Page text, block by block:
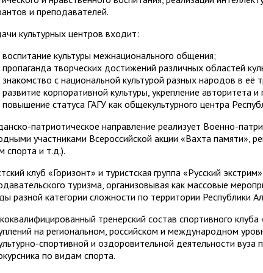
Управление комплексной
Антитеррористическая
Обращения граждан
Центр цифрового
с общественностью
Международная
работе
Закупки
Сведения о доходах
Структура
Методические и иные
Региональный центр
Центр развития
русскому языку
Центр развития
служащих
Совет родителей
обучающихся ГАГУ
Информация о
и преподавателей.
культурных центров входит:
воспитание культуры межнационального общения;
пропаганда творческих достижений различных областей
знакомство с национальной культурой разных народов в
развитие корпоративной культуры, укрепление авторитета и
повышение статуса ГАГУ как общекультурного центра
патриотическое направление реализует Военно-
участниками Всероссийской акции «Вахта памяти»,
спорта и т.д.).
клуб «Горизонт» и туристская группа «Русский
туризма, организовывая как массовые
разной категории сложности по территории Республики
тренерский состав спортивного
на региональном, российском и международном
спортивной и оздоровительной деятельности
по видам спорта.